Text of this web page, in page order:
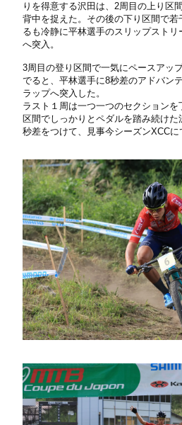
りを得意する沢田は、2周目の上り区
背中を捉えた。その後の下り区間で
るも冷静に平林選手のスリップストリ
へ突入。
3周目の登り区間で一気にペースアッ
でると、平林選手に8秒差のアドバン
ラップへ突入した。
ラスト１周は一つ一つのセクション
区間でしっかりとペダルを踏み続けた
秒差をつけて、見事今シーズンXCCに